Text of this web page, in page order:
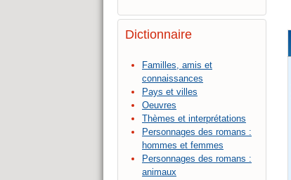
Dictionnaire
Familles, amis et
connaissances
Pays et villes
Oeuvres
Thèmes et interprétations
Personnages des romans :
hommes et femmes
Personnages des romans :
animaux